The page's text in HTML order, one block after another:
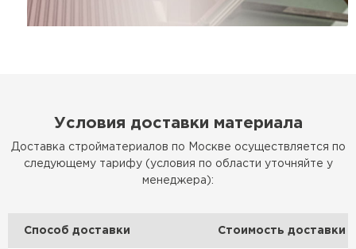
Условия доставки материала
Доставка стройматериалов по Москве осуществляется по
следующему тарифу (условия по области уточняйте у
менеджера):
Способ доставки Стоимость доставки